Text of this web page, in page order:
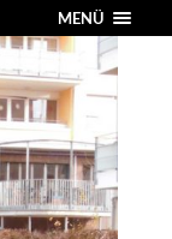
MENÜ